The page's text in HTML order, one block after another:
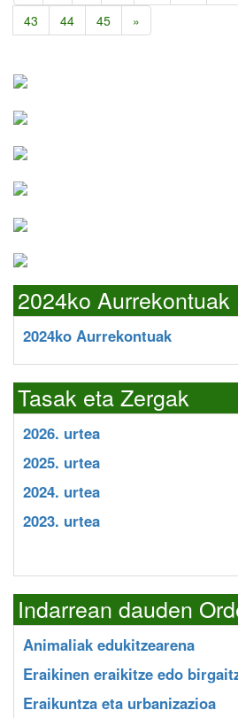
43
44 45 »
2024ko Aurrekontuak
2024ko Aurrekontuak
Tasak eta Zergak
2026. urtea
2025. urtea
2024. urtea
2023. urtea
Indarrean dauden
Animaliak edukitzearena
Eraikinen eraikitze edo
Eraikuntza eta urbanizazioa